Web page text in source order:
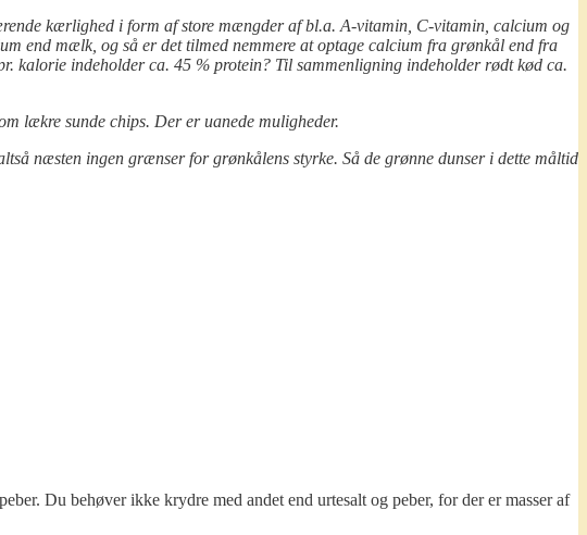
kærlighed i form af store mængder af bl.a. A-vitamin, C-vitamin, calcium og
end mælk, og så er det tilmed nemmere at optage calcium fra grønkål end fra
kalorie indeholder ca. 45 % protein? Til sammenligning indeholder rødt kød ca.
lækre sunde chips. Der er uanede muligheder.
næsten ingen grænser for grønkålens styrke. Så de grønne dunser i dette måltid
Du behøver ikke krydre med andet end urtesalt og peber, for der er masser af